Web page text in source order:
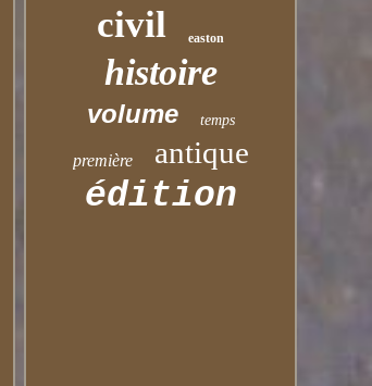
civil easton
histoire
volume temps
première antique
édition